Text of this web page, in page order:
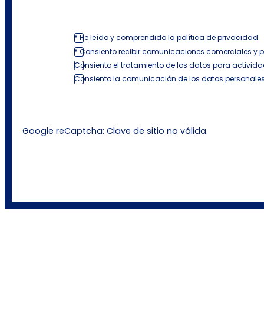
* He leído y comprendido la política de privacidad
* Consiento recibir comunicaciones comerciales y
Consiento el tratamiento de los datos para
Consiento la comunicación de los datos
Google reCaptcha: Clave de sitio no válida.